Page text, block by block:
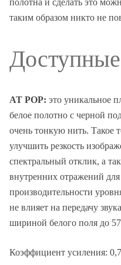
таким образом никто не
AT POP: это уникальное
белое полотно с черной
очень тонкую нить. Такое
улучшить резкость
спектральный отклик, а
внутренних отражений
производительности
не влияет на передачу
шириной белого поля до
Коэффициент усиления: 0,7